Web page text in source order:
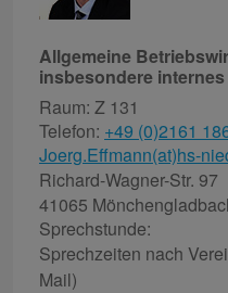
Allgemeine
insbesondere
Raum: Z 131
Telefon: +49 (0)2161
Joerg.Effmann(at)hs-
Richard-Wagner-Str. 97
41065
Sprechstunde:
Sprechzeiten nach
Mail)